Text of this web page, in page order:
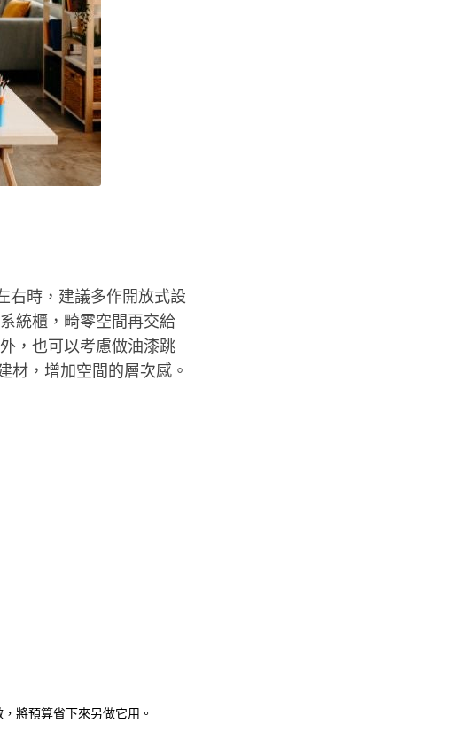
右時，建議多作開放式設
統櫃，畸零空間再交給
，也可以考慮做油漆跳
材，增加空間的層次感。
將預算省下來另做它用。